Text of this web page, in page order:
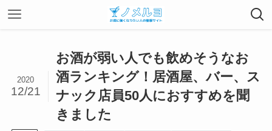
お酒が弱い人でも飲めそうなお
酒ランキング！居酒屋、バー、ス
ナック店員50人におすすめを聞
きました
2020
12/21